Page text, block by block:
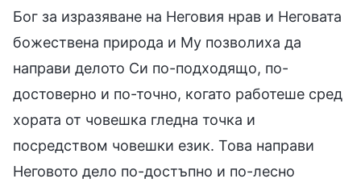
Бог за изразяване на Неговия нрав и Неговата
божествена природа и Му позволиха да
направи делото Си по-подходящо, по-
достоверно и по-точно, когато работеше сред
хората от човешка гледна точка и
посредством човешки език. Това направи
Неговото дело по-достъпно и по-лесно